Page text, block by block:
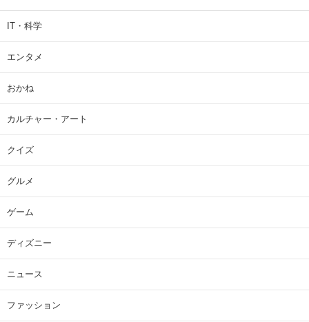
IT・科学
エンタメ
おかね
カルチャー・アート
クイズ
グルメ
ゲーム
ディズニー
ニュース
ファッション